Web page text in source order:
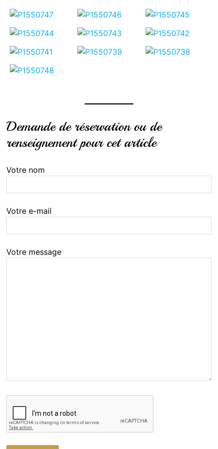
Demande de réservation ou de
renseignement pour cet article
Votre nom
Votre e-mail
Votre message